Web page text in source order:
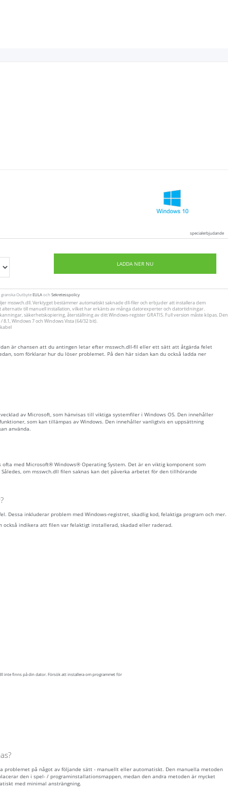
specialerbjudande
LADDA NER NU
granska OutbyteEULAochSekretesspolicy
msswch.dll. Verktyget bestämmer automatiskt saknade dll-filer och erbjuder att installera dem
till manuell installation, vilket har erkänts av många datorexperter och datortidningar.
säkerhetskopiering, återställning av ditt Windows-register GRATIS. Full version måste köpas. Den
Windows 7 och Windows Vista (64/32 bit).
är chansen att du antingen letar efter msswch.dll-fil eller ett sätt att åtgärda felet
som förklarar hur du löser problemet. På den här sidan kan du också ladda ner
av Microsoft, som hänvisas till viktiga systemfiler i Windows OS. Den innehåller
som kan tillämpas av Windows. Den innehåller vanligtvis en uppsättning
använda.
ofta med Microsoft® Windows® Operating System. Det är en viktig komponent som
om msswch.dll filen saknas kan det påverka arbetet för den tillhörande
Dessa inkluderar problem med Windows-registret, skadlig kod, felaktiga program och mer.
indikera att filen var felaktigt installerad, skadad eller raderad.
inte finns på din dator. Försök att installera om programmet för
problemet på något av följande sätt - manuellt eller automatiskt. Den manuella metoden
den i spel- / programinstallationsmappen, medan den andra metoden är mycket
med minimal ansträngning.